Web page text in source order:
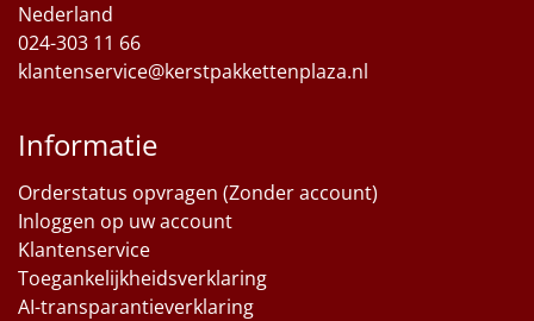
Nederland
024-303 11 66
klantenservice@kerstpakkettenplaza.nl
Informatie
Orderstatus opvragen (Zonder account)
Inloggen op uw account
Klantenservice
Toegankelijkheidsverklaring
AI-transparantieverklaring